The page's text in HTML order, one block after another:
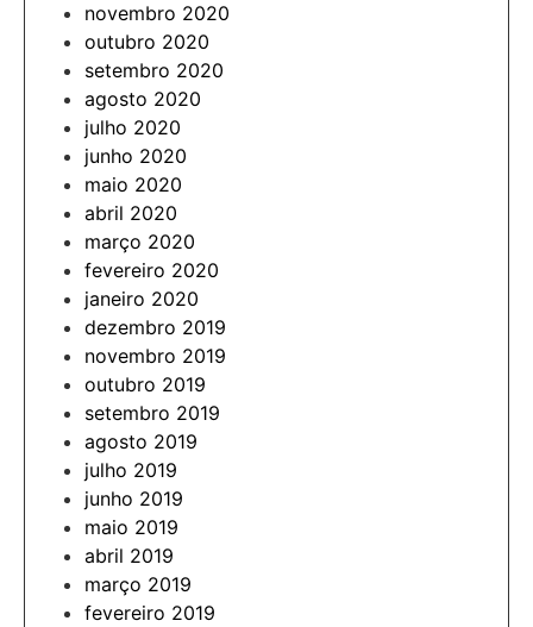
novembro 2020
outubro 2020
setembro 2020
agosto 2020
julho 2020
junho 2020
maio 2020
abril 2020
março 2020
fevereiro 2020
janeiro 2020
dezembro 2019
novembro 2019
outubro 2019
setembro 2019
agosto 2019
julho 2019
junho 2019
maio 2019
abril 2019
março 2019
fevereiro 2019